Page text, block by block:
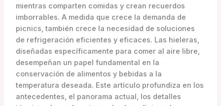
mientras comparten comidas y crean recuerdos
imborrables. A medida que crece la demanda de
picnics, también crece la necesidad de soluciones
de refrigeración eficientes y eficaces. Las hieleras,
diseñadas específicamente para comer al aire libre,
desempeñan un papel fundamental en la
conservación de alimentos y bebidas a la
temperatura deseada. Este artículo profundiza en los
antecedentes, el panorama actual, los detalles